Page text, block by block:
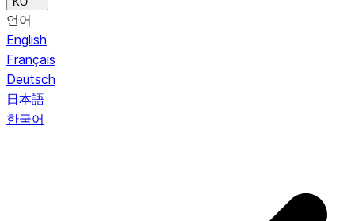
언어
English
Français
Deutsch
日本語
한국어